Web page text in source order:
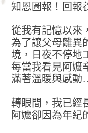
知恩圖報！回報
從我有記憶以來
為了讓父母離異
境，日夜不停地
每當我看見阿嬤
滿著溫暖與感動
轉眼間，我已經
阿嬤卻因為年